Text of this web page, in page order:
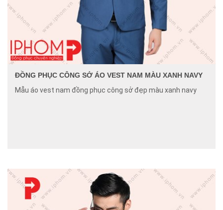
ĐỒNG PHỤC CÔNG SỞ ÁO VEST NAM MÀU XANH NAVY
Mẫu áo vest nam đồng phục công sở đẹp màu xanh navy